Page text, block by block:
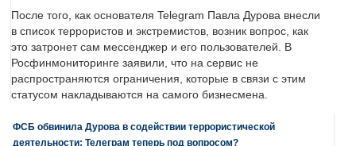
После того, как основателя Telegram Павла Дурова внесли
в список террористов и экстремистов, возник вопрос, как
это затронет сам мессенджер и его пользователей. В
Росфинмониторинге заявили, что на сервис не
распространяются ограничения, которые в связи с этим
статусом накладываются на самого бизнесмена.
ФСБ обвинила Дурова в содействии террористической
деятельности: Телеграм теперь под вопросом?